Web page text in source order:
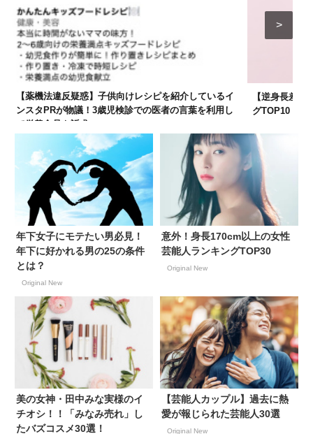
【薬機法違反疑惑】子供向けレシピを紹介しているイ
ンスタPRが物議！3歳児検診での医者の言葉を利用し
て栄養食品を訴求
【逆身長差
グTOP10
年下女子にモテたい男必見！
年下に好かれる男の25の条件
とは？
Original New
意外！身長170cm以上の女性
芸能人ランキングTOP30
Original New
美の女神・田中みな実様のイ
チオシ！！「みなみ売れ」し
たバズコスメ30選！
【芸能人カップル】過去に熱
愛が報じられた芸能人30選
Original New